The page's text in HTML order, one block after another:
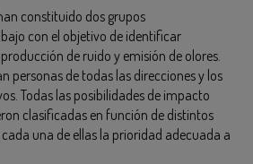
constituido dos grupos
con el objetivo de identificar
de ruido y emisión de olores.
personas de todas las direcciones y los
Todas las posibilidades de impacto
clasificadas en función de distintos
una de ellas la prioridad adecuada a